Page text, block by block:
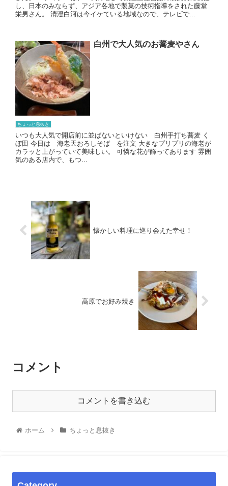
し、日本のみならず、アジア各地で製菓の技術指導をされた藤堂
栄男さん。 清澄白河は今イケている地域なので、テレビで...
ちょっと息抜き
白州で大人気のお蕎麦やさん
いつも大人気で開店前に並ばないといけない 白州手打ち蕎麦 く
ぼ田 今日は 海老天おろしそば を注文 大きなプリプリの海老が
カラッと上がっていて美味しい。 可憐な花が飾ってあります 雰囲
気のある店内で、もつ...
懐かしい料理に巡り会えた幸せ！
高原でお好み焼き
コメント
コメントを書き込む
ホーム ちょっと息抜き